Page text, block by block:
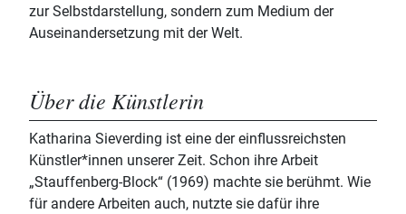
zur Selbstdarstellung, sondern zum Medium der
Auseinandersetzung mit der Welt.
Über die Künstlerin
Katharina Sieverding ist eine der einflussreichsten
Künstler*innen unserer Zeit. Schon ihre Arbeit
„Stauffenberg-Block“ (1969) machte sie berühmt. Wie
für andere Arbeiten auch, nutzte sie dafür ihre